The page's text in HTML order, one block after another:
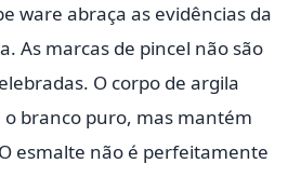
ware abraça as evidências da
As marcas de pincel não são
O corpo de argila
branco puro, mas mantém
esmalte não é perfeitamente